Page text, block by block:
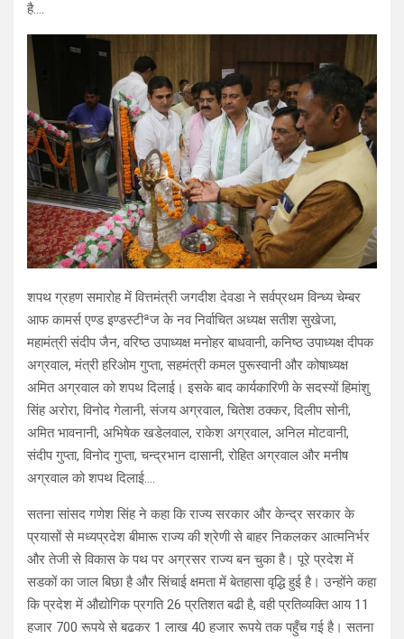
है….
शपथ ग्रहण समारोह में वित्तमंत्री जगदीश देवडा ने सर्वप्रथम विन्ध्य चेम्बर
आफ कामर्स एण्ड इण्डस्टीªज के नव निर्वाचित अध्यक्ष सतीश सुखेजा,
महामंत्री संदीप जैन, वरिष्ठ उपाध्यक्ष मनोहर बाधवानी, कनिष्ठ उपाध्यक्ष दीपक
अग्रवाल, मंत्री हरिओम गुप्ता, सहमंत्री कमल पुरूस्वानी और कोषाध्यक्ष
अमित अग्रवाल को शपथ दिलाई। इसके बाद कार्यकारिणी के सदस्यों हिमांशु
सिंह अरोरा, विनोद गेलानी, संजय अग्रवाल, चितेश ठक्कर, दिलीप सोनी,
अमित भावनानी, अभिषेक खडेलवाल, राकेश अग्रवाल, अनिल मोटवानी,
संदीप गुप्ता, विनोद गुप्ता, चन्द्रभान दासानी, रोहित अग्रवाल और मनीष
अग्रवाल को शपथ दिलाई….
सतना सांसद गणेश सिंह ने कहा कि राज्य सरकार और केन्द्र सरकार के
प्रयासों से मध्यप्रदेश बीमारू राज्य की श्रेणी से बाहर निकलकर आत्मनिर्भर
और तेजी से विकास के पथ पर अग्रसर राज्य बन चुका है। पूरे प्रदेश में
सडकों का जाल बिछा है और सिंचाई क्षमता में बेतहासा वृद्धि हुई है। उन्होंने कहा
कि प्रदेश में औद्योगिक प्रगति 26 प्रतिशत बढी है, वही प्रतिव्यक्ति आय 11
हजार 700 रूपये से बढकर 1 लाख 40 हजार रूपये तक पहुँच गई है। सतना